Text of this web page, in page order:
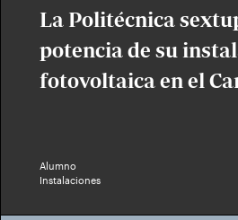
La Politécnica
potencia de su
fotovoltaica en el
Alumno
Instalaciones